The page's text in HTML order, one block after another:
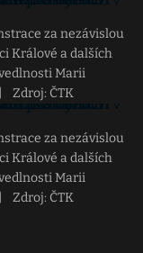
za nezávislou
Králové a dalších
Marii
Zdroj: ČTK
za nezávislou
Králové a dalších
Marii
Zdroj: ČTK